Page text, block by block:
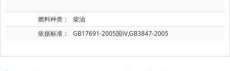
燃料种类：
柴油
依据标准：
GB17691-2005国Ⅳ,GB3847-2005